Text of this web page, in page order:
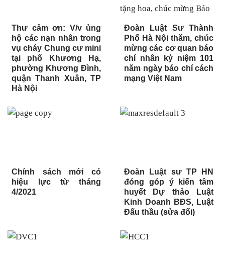
Thư cảm ơn: V/v ủng
hộ các nạn nhân trong
vụ cháy Chung cư mini
tại phố Khương Hạ,
phường Khương Đình,
quận Thanh Xuân, TP
Hà Nội
Đoàn Luật Sư Thành
Phố Hà Nội thăm, chúc
mừng các cơ quan báo
chí nhân kỷ niệm 101
năm ngày báo chí cách
mạng Việt Nam
Chính sách mới có
hiệu lực từ tháng
4/2021
Đoàn Luật sư TP HN
đóng góp ý kiến tâm
huyết Dự thảo Luật
Kinh Doanh BĐS, Luật
Đấu thầu (sửa đổi)